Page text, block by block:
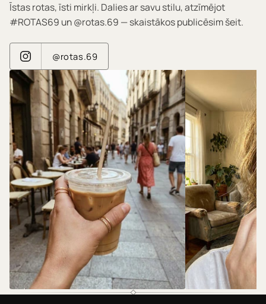
Īstas rotas, īsti mirkļi. Dalies ar savu stilu, atzīmējot
#ROTAS69 un @rotas.69 — skaistākos publicēsim šeit.
@rotas.69